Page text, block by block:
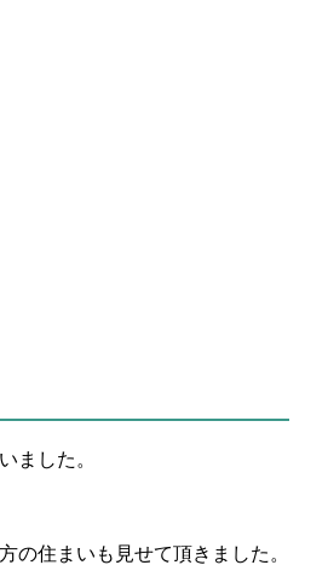
ました。
の住まいも見せて頂きました。